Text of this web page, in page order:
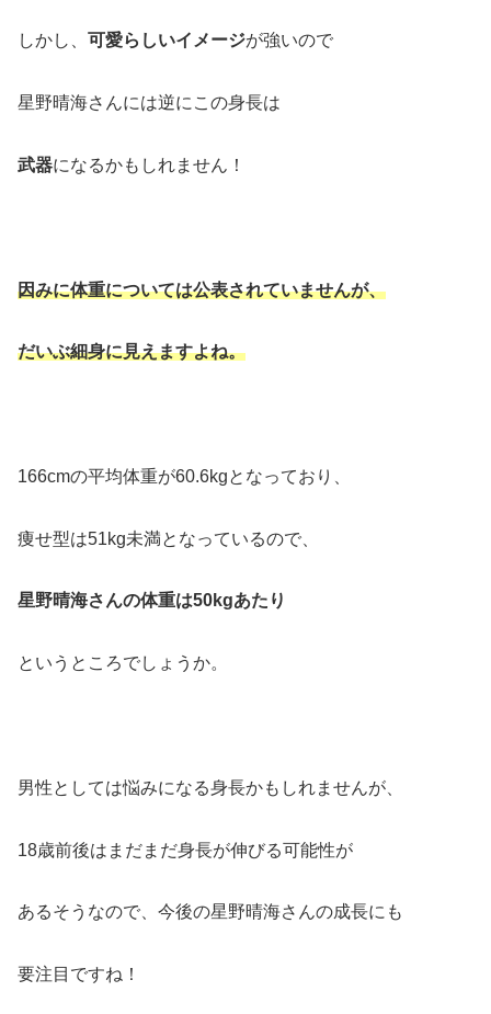
しかし、 可愛らしいイメージが強いので
星野晴海さんには逆にこの身長は
武器になるかもしれません！
因みに体重については公表されていませんが、
だいぶ細身に見えますよね。
166cmの平均体重が60.6kgとなっており、
痩せ型は51kg未満となっているので、
星野晴海さんの体重は50kgあたり
というところでしょうか。
男性としては悩みになる身長かもしれませんが、
18歳前後はまだまだ身長が伸びる可能性が
あるそうなので、今後の星野晴海さんの成長にも
要注目ですね！